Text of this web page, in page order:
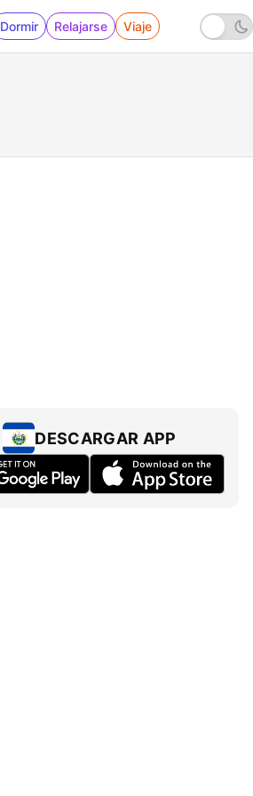
Dormir Relajarse Viaje
DESCARGAR APP